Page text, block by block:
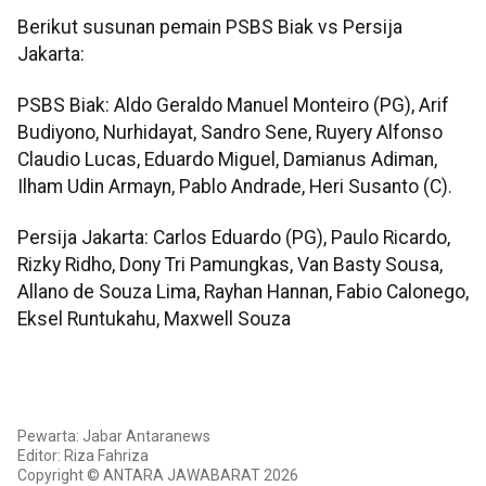
Berikut susunan pemain PSBS Biak vs Persija
Jakarta:
PSBS Biak: Aldo Geraldo Manuel Monteiro (PG), Arif
Budiyono, Nurhidayat, Sandro Sene, Ruyery Alfonso
Claudio Lucas, Eduardo Miguel, Damianus Adiman,
Ilham Udin Armayn, Pablo Andrade, Heri Susanto (C).
Persija Jakarta: Carlos Eduardo (PG), Paulo Ricardo,
Rizky Ridho, Dony Tri Pamungkas, Van Basty Sousa,
Allano de Souza Lima, Rayhan Hannan, Fabio Calonego,
Eksel Runtukahu, Maxwell Souza
Pewarta: Jabar Antaranews
Editor: Riza Fahriza
Copyright © ANTARA JAWABARAT 2026